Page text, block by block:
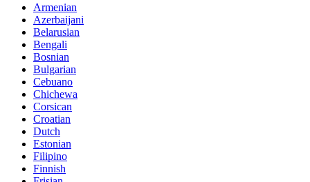
Armenian
Azerbaijani
Belarusian
Bengali
Bosnian
Bulgarian
Cebuano
Chichewa
Corsican
Croatian
Dutch
Estonian
Filipino
Finnish